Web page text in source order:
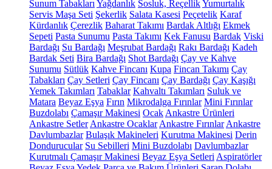
Sunum Tabakları Yağdanlık Sosluk, ReçellikYumurtalık
Servis Maşa Seti Şekerlik Salata Kasesi Peçetelik Karaf
Kürdanlık Çerezlik Baharat Takımı Bardak Altlığı Ekmek
Sepeti Pasta Sunumu Pasta Takımı Kek Fanusu Bardak Viski
Bardağı Su Bardağı Meşrubat Bardağı Rakı Bardağı Kadeh
Bardak Seti Bira Bardağı Shot Bardağı Çay ve Kahve
Sunumu Sütlük Kahve Fincanı Kupa Fincan Takımı Çay
Tabakları Çay Setleri Çay Fincanı Çay Bardağı Çay Kaşığı
Yemek Takımları Tabaklar Kahvaltı Takımları Suluk ve
Matara Beyaz Eşya Fırın Mikrodalga Fırınlar Mini Fırınlar
Buzdolabı Çamaşır Makinesi Ocak Ankastre Ürünleri
Ankastre Setler Ankastre Ocaklar Ankastre Fırınlar Ankastre
Davlumbazlar Bulaşık Makineleri Kurutma Makinesi Derin
Dondurucular Su Sebilleri Mini Buzdolabı Davlumbazlar
Kurutmalı Çamaşır Makinesi Beyaz Eşya Setleri Aspiratörler